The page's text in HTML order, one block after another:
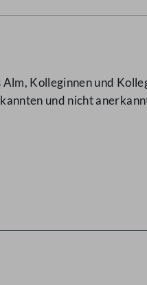
Kolleginnen und
und nicht